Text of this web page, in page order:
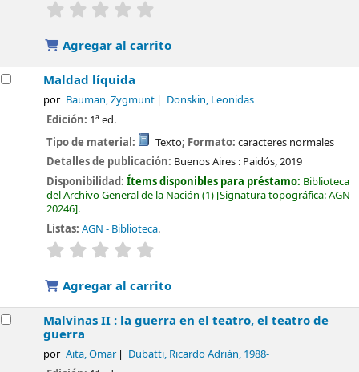
valoración
Agregar al carrito
Maldad líquida
por Bauman, Zygmunt Donskin, Leonidas
Edición: 1ª ed.
Tipo de material:
Texto; Formato: caracteres normales
Detalles de publicación: Buenos Aires : Paidós,2019
Disponibilidad:Ítems disponibles para préstamo: Biblioteca
del Archivo General de la Nación (1) Signatura topográfica:AGN
20246 .
Listas: AGN - Biblioteca.
valoración
Agregar al carrito
Malvinas II : la guerra en el teatro, el teatro de
guerra
por Aita, Omar Dubatti, Ricardo Adrián, 1988-